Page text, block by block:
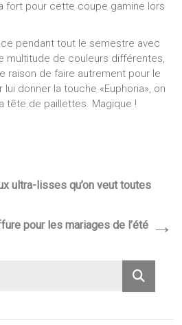
fort pour cette coupe gamine lors
pendant tout le semestre avec
multitude de couleurs différentes,
raison de faire autrement pour le
donner la touche «Euphoria», on
tête de paillettes. Magique !
ultra-lisses qu’on veut toutes
pour les mariages de l’été →